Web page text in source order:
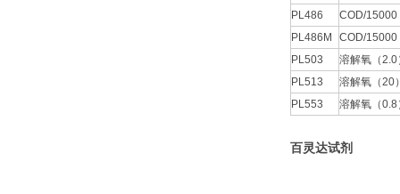
PL486
COD/15000
PL486M
COD/15000
PL503
溶解氧（
PL513
溶解氧（20
PL553
溶解氧（
百灵达试剂